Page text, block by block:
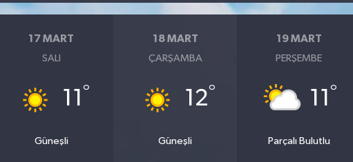
17 MART
SALI
11 °
Güneşli
18 MART
ÇARŞAMBA
12°
Güneşli
19 MART
PERŞEMBE
11 °
Parçalı Bulutlu